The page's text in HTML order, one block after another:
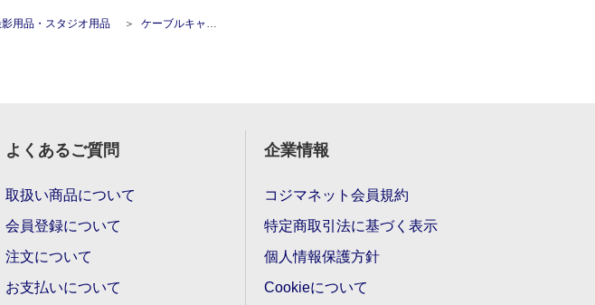
用品・スタジオ用品 ケーブルキャリアー(特大カラビナ・黒) 50.8mmX609.6mm 10本入 オレンジ
よくあるご質問
取扱い商品について
会員登録について
注文について
お支払いについて
企業情報
コジマネット会員規約
特定商取引法に基づく表示
個人情報保護方針
Cookieについて